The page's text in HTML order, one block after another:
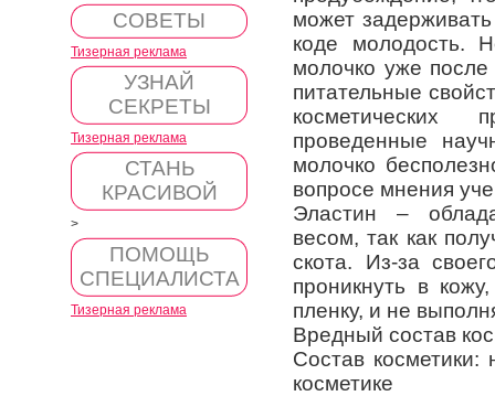
СОВЕТЫ
Тизерная реклама
УЗНАЙ
СЕКРЕТЫ
Тизерная реклама
СТАНЬ
КРАСИВОЙ
>
ПОМОЩЬ
СПЕЦИАЛИСТА
Тизерная реклама
может
коде молодость.
молочко уже
питательные
косметических
проведенные
молочко
вопросе мнения
Эластин –
весом, так как
скота. Из-за
проникнуть в
пленку, и не
Вредный состав
Состав косметики:
косметике